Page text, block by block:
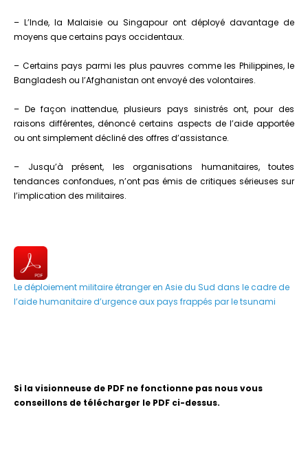
– L’Inde, la Malaisie ou Singapour ont déployé davantage de
moyens que certains pays occidentaux.
– Certains pays parmi les plus pauvres comme les Philippines, le
Bangladesh ou l’Afghanistan ont envoyé des volontaires.
– De façon inattendue, plusieurs pays sinistrés ont, pour des
raisons différentes, dénoncé certains aspects de l’aide apportée
ou ont simplement décliné des offres d’assistance.
– Jusqu’à présent, les organisations humanitaires, toutes
tendances confondues, n’ont pas émis de critiques sérieuses sur
l’implication des militaires.
Le déploiement militaire étranger en Asie du Sud dans le cadre de
l’aide humanitaire d’urgence aux pays frappés par le tsunami
Si la visionneuse de PDF ne fonctionne pas nous vous
conseillons de télécharger le PDF ci-dessus.